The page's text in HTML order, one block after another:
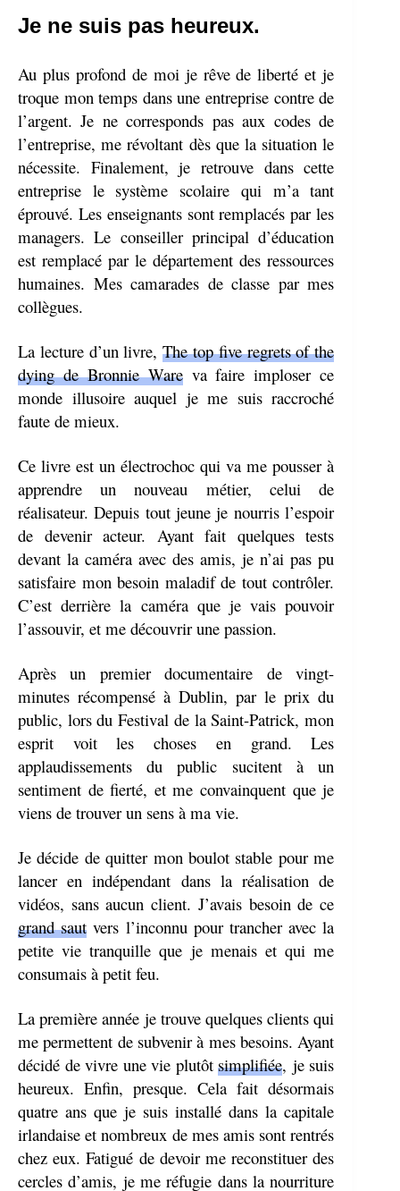
Je ne suis pas heureux.
Au plus profond de moi je rêve de liberté et je
troque mon temps dans une entreprise contre de
l’argent. Je ne corresponds pas aux codes de
l’entreprise, me révoltant dès que la situation le
nécessite. Finalement, je retrouve dans cette
entreprise le système scolaire qui m’a tant
éprouvé. Les enseignants sont remplacés par les
managers. Le conseiller principal d’éducation
est remplacé par le département des ressources
humaines. Mes camarades de classe par mes
collègues.
La lecture d’un livre, The top five regrets of the
dying de Bronnie Wareva faire imploser ce
monde illusoire auquel je me suis raccroché
faute de mieux.
Ce livre est un électrochoc qui va me pousser à
apprendre un nouveau métier, celui de
réalisateur. Depuis tout jeune je nourris l’espoir
de devenir acteur. Ayant fait quelques tests
devant la caméra avec des amis, je n’ai pas pu
satisfaire mon besoin maladif de tout contrôler.
C’est derrière la caméra que je vais pouvoir
l’assouvir, et me découvrir une passion.
Après un premier documentaire de vingt-
minutes récompensé à Dublin, par le prix du
public, lors du Festival de la Saint-Patrick, mon
esprit voit les choses en grand. Les
applaudissements du public sucitent à un
sentiment de fierté, et me convainquent que je
viens de trouver un sens à ma vie.
Je décide de quitter mon boulot stable pour me
lancer en indépendant dans la réalisation de
vidéos, sans aucun client. J’avais besoin de ce
grand saut vers l’inconnu pour trancher avec la
petite vie tranquille que je menais et qui me
consumais à petit feu.
La première année je trouve quelques clients qui
me permettent de subvenir à mes besoins. Ayant
décidé de vivre une vie plutôtsimplifiée, je suis
heureux. Enfin, presque. Cela fait désormais
quatre ans que je suis installé dans la capitale
irlandaise et nombreux de mes amis sont rentrés
chez eux. Fatigué de devoir me reconstituer des
cercles d’amis, je me réfugie dans la nourriture